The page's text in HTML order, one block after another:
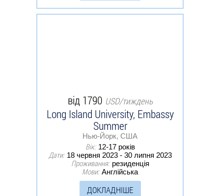
від 1790 USD/тиждень
Long Island University, Embassy
Summer
Нью-Йорк, США
Вік: 12-17 років
Дати: 18 червня 2023 - 30 липня 2023
Проживання: резиденція
Мови: Англійська
ДОКЛАДНІШЕ